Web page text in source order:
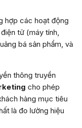
hợp các hoạt động
tử (máy tính,
bá sản phẩm, và
thông truyền
cho phép
hàng mục tiêu
là đo lường hiệu